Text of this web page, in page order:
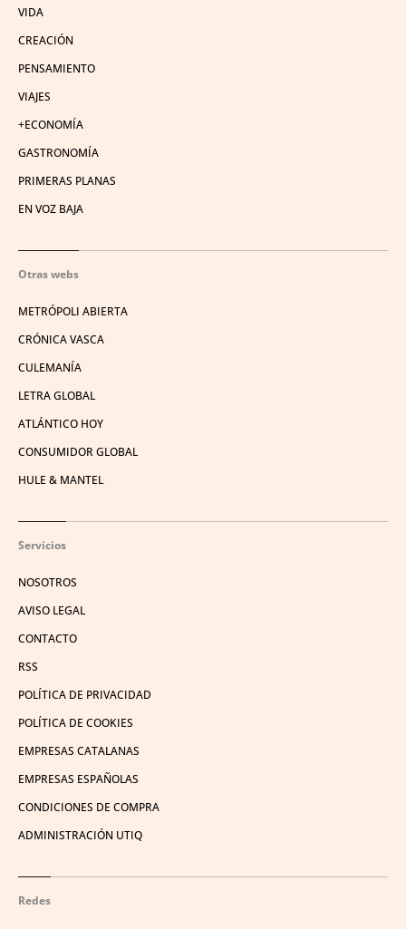
VIDA
CREACIÓN
PENSAMIENTO
VIAJES
+ECONOMÍA
GASTRONOMÍA
PRIMERAS PLANAS
EN VOZ BAJA
Otras webs
METRÓPOLI ABIERTA
CRÓNICA VASCA
CULEMANÍA
LETRA GLOBAL
ATLÁNTICO HOY
CONSUMIDOR GLOBAL
HULE & MANTEL
Servicios
NOSOTROS
AVISO LEGAL
CONTACTO
RSS
POLÍTICA DE PRIVACIDAD
POLÍTICA DE COOKIES
EMPRESAS CATALANAS
EMPRESAS ESPAÑOLAS
CONDICIONES DE COMPRA
ADMINISTRACIÓN UTIQ
Redes